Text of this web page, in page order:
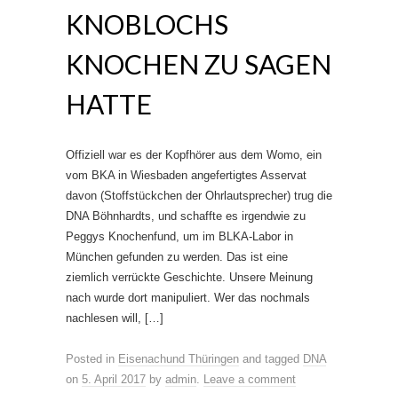
KNOBLOCHS
KNOCHEN ZU SAGEN
HATTE
Offiziell war es der Kopfhörer aus dem Womo, ein
vom BKA in Wiesbaden angefertigtes Asservat
davon (Stoffstückchen der Ohrlautsprecher) trug die
DNA Böhnhardts, und schaffte es irgendwie zu
Peggys Knochenfund, um im BLKA-Labor in
München gefunden zu werden. Das ist eine
ziemlich verrückte Geschichte. Unsere Meinung
nach wurde dort manipuliert. Wer das nochmals
nachlesen will, […]
Posted in Eisenachund Thüringen and tagged DNA
on 5. April 2017 by admin. Leave a comment